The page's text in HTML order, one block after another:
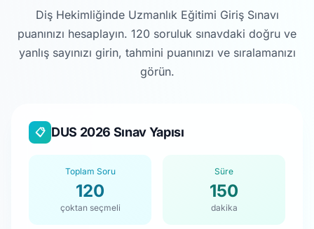
Diş Hekimliğinde Uzmanlık Eğitimi Giriş Sınavı
puanınızı hesaplayın. 120 soruluk sınavdaki doğru ve
yanlış sayınızı girin, tahmini puanınızı ve sıralamanızı
görün.
📋 DUS 2026 Sınav Yapısı
Toplam Soru
120
çoktan seçmeli
Süre
150
dakika